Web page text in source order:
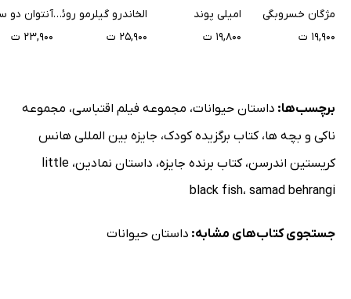
کودک
مژگان خسروبگی
۱۹,۹۰۰ ت
امیلی پوند
۱۹,۸۰۰ ت
الخاندرو گیلرمو روئمز
۲۵,۹۰۰ ت
۲۳,۹۰۰ ت
برچسب‌ها: داستان حیوانات، مجموعه فیلم اقتباسی، مجموعه
ناکی و بچه ها،کتاب برگزیده کودک، جایزه بین المللی هانس
کریستین اندرسن،کتاب برنده جایزه، داستان نمادین، little
black fish، samad behrangi
جستجوی کتاب‌های مشابه: داستان حیوانات